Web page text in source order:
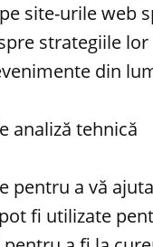
site-urile web
strategiile
din
analiză tehnică
pentru a vă
fi utilizate